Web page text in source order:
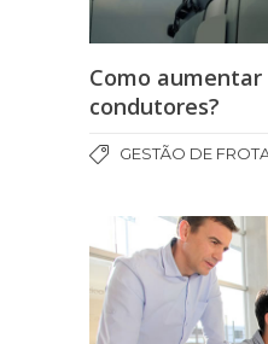
Como aumentar
condutores?
GESTÃO DE